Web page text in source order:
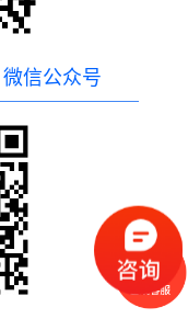
微信公众号